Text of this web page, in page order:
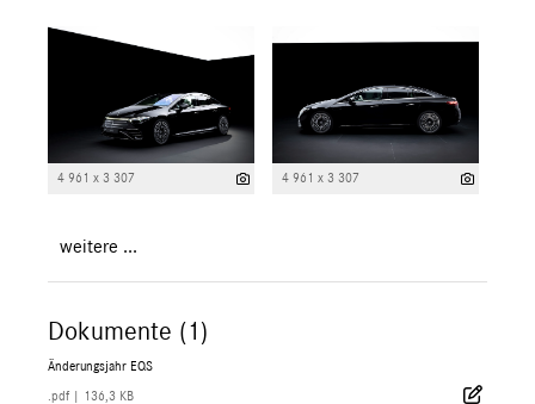
4 961 x 3 307 4 961 x 3 307
weitere ...
Dokumente (1)
Änderungsjahr EQS
.pdf 136,3 KB